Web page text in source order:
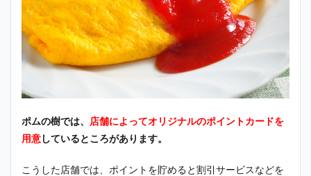
ポムの樹では、
店舗によってオリジナルのポイントカードを
用意しているところがあります。
こうした店舗では、ポイントを貯めると割引サービスなどを